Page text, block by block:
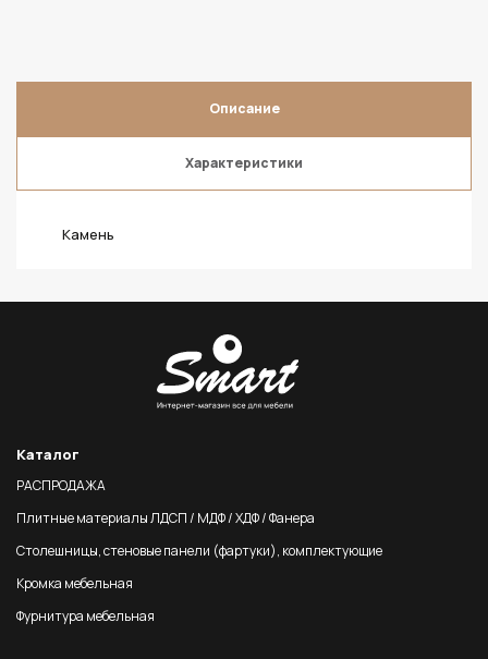
Описание
Характеристики
Камень
Каталог
РАСПРОДАЖА
Плитные материалы ЛДСП / МДФ / ХДФ / Фанера
Столешницы, стеновые панели (фартуки), комплектующие
Кромка мебельная
Фурнитура мебельная